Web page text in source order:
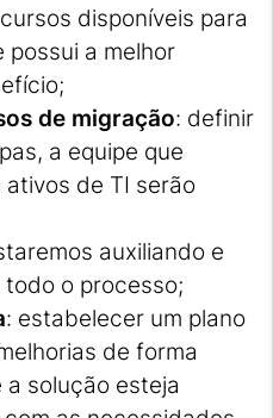
disponíveis para
possui a melhor
de migração: definir
a equipe que
de TI serão
auxiliando e
o processo;
: estabelecer um plano
de forma
solução esteja